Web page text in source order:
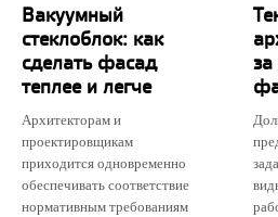
Вакуумный
стеклоблок: как
сделать фасад
теплее и легче
Архитекторам и
проектировщикам
приходится одновременно
обеспечивать соответствие
нормативным требованиям